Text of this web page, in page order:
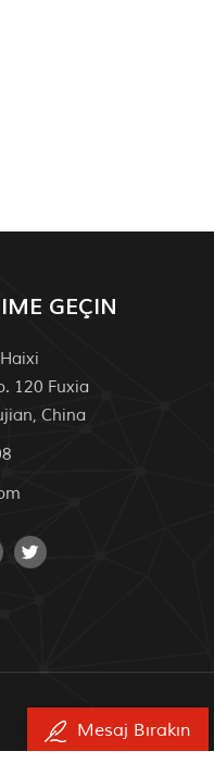
GEÇIN
120 Fuxia
China
Mesaj Bırakın